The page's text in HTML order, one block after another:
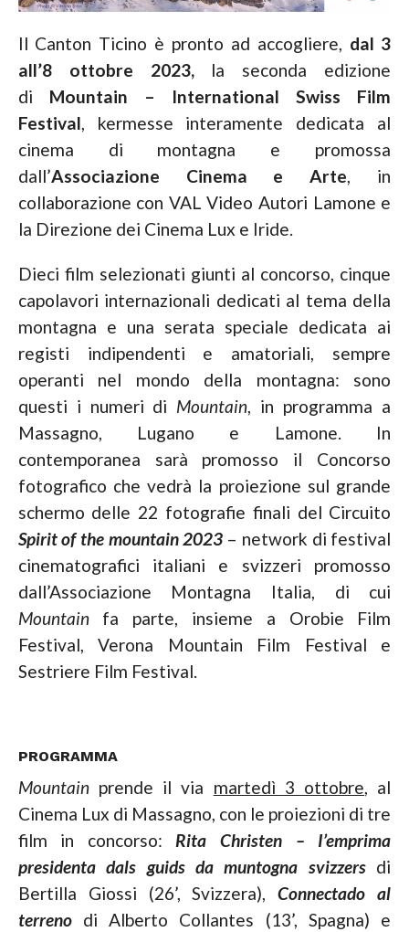
Il Canton Ticino è pronto ad accogliere, dal 3
all’8 ottobre 2023, la seconda edizione
di Mountain – International Swiss Film
Festival , kermesse interamente dedicata al
cinema di montagna e promossa
dall’Associazione Cinema e Arte , in
collaborazione con VAL Video Autori Lamone e
la Direzione dei Cinema Lux e Iride.
Dieci film selezionati giunti al concorso, cinque
capolavori internazionali dedicati al tema della
montagna e una serata speciale dedicata ai
registi indipendenti e amatoriali, sempre
operanti nel mondo della montagna: sono
questi i numeri di Mountain , in programma a
Massagno, Lugano e Lamone. In
contemporanea sarà promosso il Concorso
fotografico che vedrà la proiezione sul grande
schermo delle 22 fotografie finali del Circuito
Spirit of the mountain 2023 – network di festival
cinematografici italiani e svizzeri promosso
dall’Associazione Montagna Italia, di cui
Mountainfa parte, insieme a Orobie Film
Festival, Verona Mountain Film Festival e
Sestriere Film Festival.
PROGRAMMA
Mountainprende il via martedì 3 ottobre , al
Cinema Lux di Massagno, con le proiezioni di tre
film in concorso: Rita Christen – I’emprima
presidenta dals guids da muntogna svizzersdi
Bertilla Giossi (26’, Svizzera),Connectado al
terrenodi Alberto Collantes (13’, Spagna) e